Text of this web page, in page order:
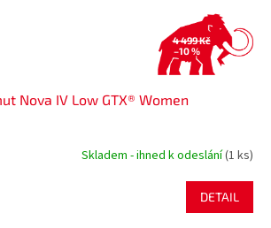
4 499 Kč
–10 %
Nova IV Low GTX® Women
Skladem - ihned k odeslání(1 ks)
DETAIL